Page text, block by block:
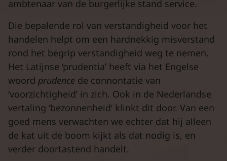
ambtenaar van de burgerlijke stand service.
Die bepalende rol van verstandigheid voor het
handelen helpt om een hardnekkig misverstand
rond het begrip verstandigheid weg te nemen.
Het Latijnse ‘prudentia’ heeft via het Engelse
woord prudence de connontatie van
‘voorzichtigheid’ in zich. Ook in de Nederlandse
vertaling ‘bezonnenheid’ klinkt dit door. Van een
goed mens verwachten we echter dat hij alleen
de kat uit de boom kijkt als dat nodig is, en
verder doortastend handelt.